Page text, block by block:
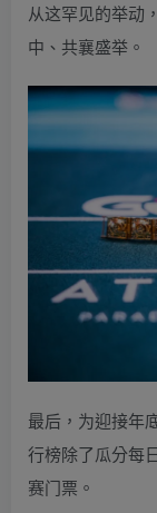
从这罕见的举动
中、共襄盛举。
最后，为迎接年
行榜除了瓜分每
赛门票。